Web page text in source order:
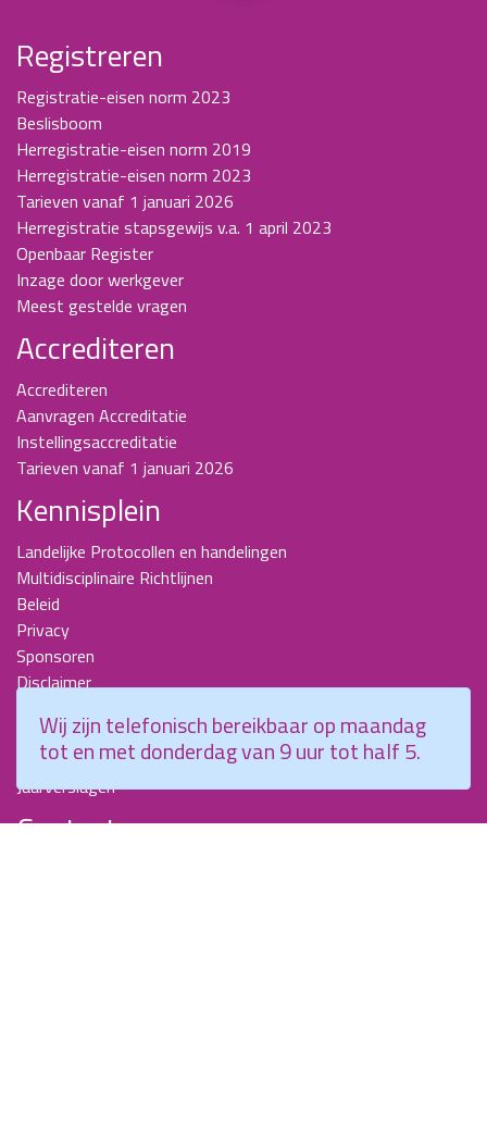
Registreren
Registratie-eisen norm 2023
Beslisboom
Herregistratie-eisen norm 2019
Herregistratie-eisen norm 2023
Tarieven vanaf 1 januari 2026
Herregistratie stapsgewijs v.a. 1 april 2023
Openbaar Register
Inzage door werkgever
Meest gestelde vragen
Accrediteren
Accrediteren
Aanvragen Accreditatie
Instellingsaccreditatie
Tarieven vanaf 1 januari 2026
Kennisplein
Landelijke Protocollen en handelingen
Multidisciplinaire Richtlijnen
Beleid
Privacy
Sponsoren
Disclaimer
Nieuwsbrieven
KCKZ-specials
Jaarverslagen
Contact
Wij zijn telefonisch bereikbaar op maandag
tot en met donderdag van 9 uur tot half 5.